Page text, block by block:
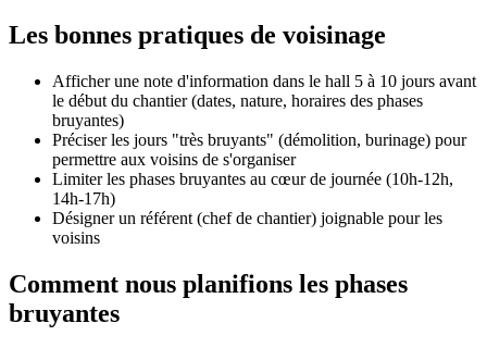
Les bonnes pratiques de voisinage
Afficher une note d'information dans le hall 5 à 10 jours avant
le début du chantier (dates, nature, horaires des phases
bruyantes)
Préciser les jours "très bruyants" (démolition, burinage) pour
permettre aux voisins de s'organiser
Limiter les phases bruyantes au cœur de journée (10h-12h,
14h-17h)
Désigner un référent (chef de chantier) joignable pour les
voisins
Comment nous planifions les phases
bruyantes